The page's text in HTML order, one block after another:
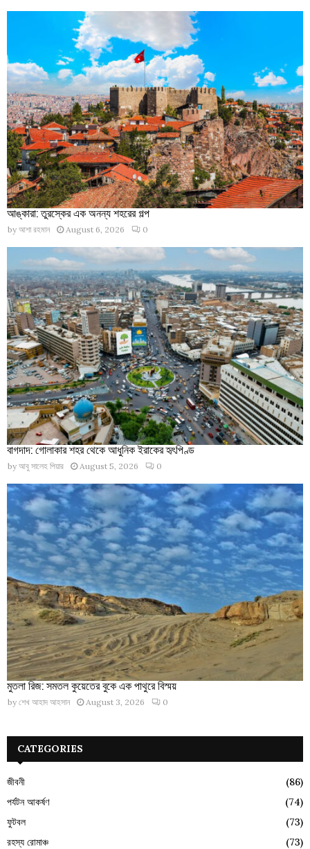
আঙ্কারা: তুরস্কের এক অনন্য শহরের গল্প
by আশা রহমান August 6, 2026 0
বাগদাদ: গোলাকার শহর থেকে আধুনিক ইরাকের হৃৎপিণ্ড
by আবু সালেহ পিয়ার August 5, 2026 0
মুতলা রিজ: সমতল কুয়েতের বুকে এক পাথুরে বিস্ময়
by শেখ আহাদ আহসান August 3, 2026 0
CATEGORIES
জীবনী
(86)
পর্যটন আকর্ষণ
(74)
ফুটবল
(73)
রহস্য রোমাঞ্চ
(73)